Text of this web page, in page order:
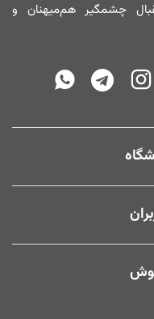
چشمگیر هم‌میهنان و